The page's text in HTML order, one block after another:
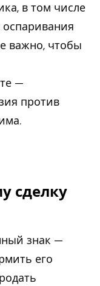
в том числе
важно, чтобы
—
против
сделку
знак —
его